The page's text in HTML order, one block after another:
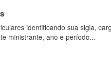
identificando sua sigla,
ministrante, ano e período...